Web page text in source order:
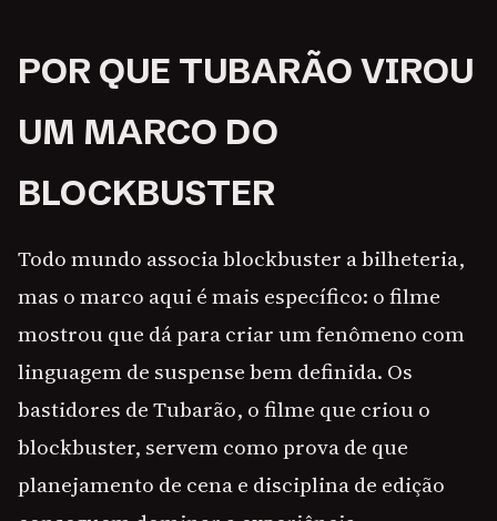
POR QUE TUBARÃO VIROU
UM MARCO DO
BLOCKBUSTER
Todo mundo associa blockbuster a bilheteria,
mas o marco aqui é mais específico: o filme
mostrou que dá para criar um fenômeno com
linguagem de suspense bem definida. Os
bastidores de Tubarão, o filme que criou o
blockbuster, servem como prova de que
planejamento de cena e disciplina de edição